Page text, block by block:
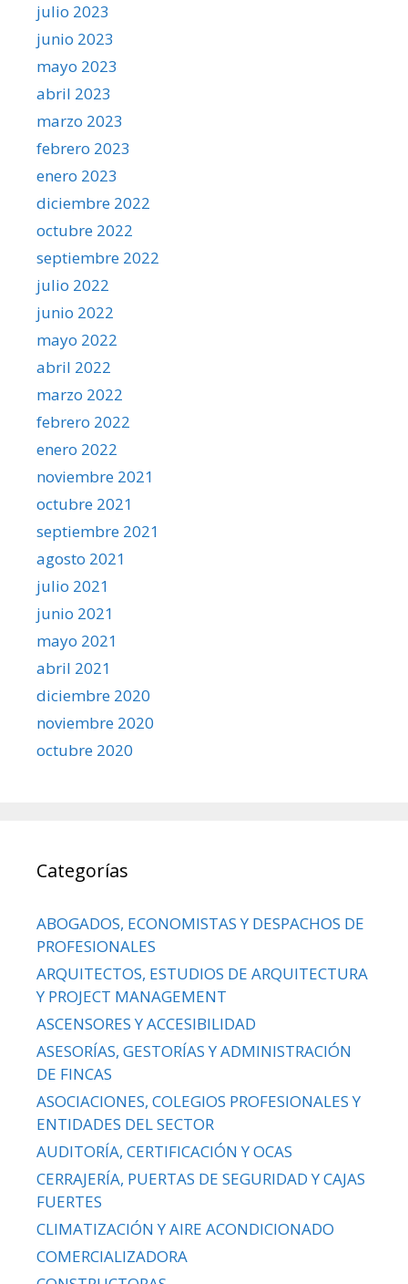
julio 2023
junio 2023
mayo 2023
abril 2023
marzo 2023
febrero 2023
enero 2023
diciembre 2022
octubre 2022
septiembre 2022
julio 2022
junio 2022
mayo 2022
abril 2022
marzo 2022
febrero 2022
enero 2022
noviembre 2021
octubre 2021
septiembre 2021
agosto 2021
julio 2021
junio 2021
mayo 2021
abril 2021
diciembre 2020
noviembre 2020
octubre 2020
Categorías
ABOGADOS, ECONOMISTAS Y DESPACHOS DE
PROFESIONALES
ARQUITECTOS, ESTUDIOS DE ARQUITECTURA
Y PROJECT MANAGEMENT
ASCENSORES Y ACCESIBILIDAD
ASESORÍAS, GESTORÍAS Y ADMINISTRACIÓN
DE FINCAS
ASOCIACIONES, COLEGIOS PROFESIONALES Y
ENTIDADES DEL SECTOR
AUDITORÍA, CERTIFICACIÓN Y OCAS
CERRAJERÍA, PUERTAS DE SEGURIDAD Y CAJAS
FUERTES
CLIMATIZACIÓN Y AIRE ACONDICIONADO
COMERCIALIZADORA